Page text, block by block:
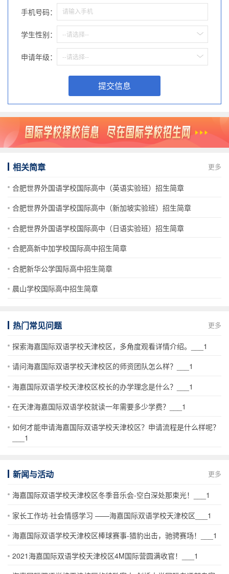
手机号码：
学生性别： --请选择--
申请年级： --请选择--
提交信息
相关简章 更多
合肥世界外国语学校国际高中（英语实验班）招生简章
合肥世界外国语学校国际高中（新加坡实验班）招生简章
合肥世界外国语学校国际高中（日语实验班）招生简章
合肥高新中加学校国际高中招生简章
合肥新华公学国际高中招生简章
晨山学校国际高中招生简章
热门常见问题 更多
探索海嘉国际双语学校天津校区，多角度观看详情介绍。___1
请问海嘉国际双语学校天津校区的师资团队怎么样？___1
海嘉国际双语学校天津校区校长的办学理念是什么？___1
在天津海嘉国际双语学校就读一年需要多少学费？___1
如何才能申请海嘉国际双语学校天津校区？申请流程是什么样呢？
___1
新闻与活动 更多
海嘉国际双语学校天津校区冬季音乐会-空白深处那束光！___1
家长工作坊·社会情感学习 ——海嘉国际双语学校天津校区___1
海嘉国际双语学校天津校区棒球赛事-猎豹出击，驰骋赛场！___1
2021海嘉国际双语学校天津校区4M国际营圆满收官！___1